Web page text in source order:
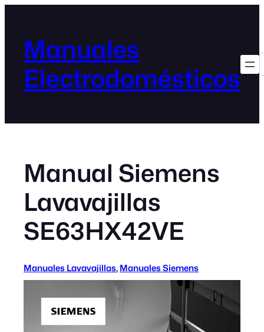
Manuales
Electrodomésticos
Manual Siemens
Lavavajillas
SE63HX42VE
Manuales Lavavajillas, Manuales Siemens